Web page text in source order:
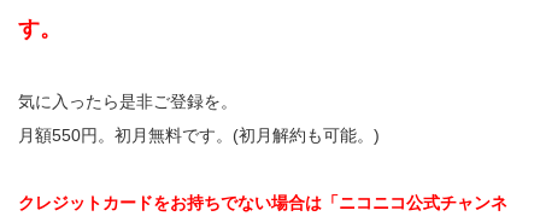
す。
気に入ったら是非ご登録を。
月額550円。初月無料です。(初月解約も可能。)
クレジットカードをお持ちでない場合は「ニコニコ公式チャンネ